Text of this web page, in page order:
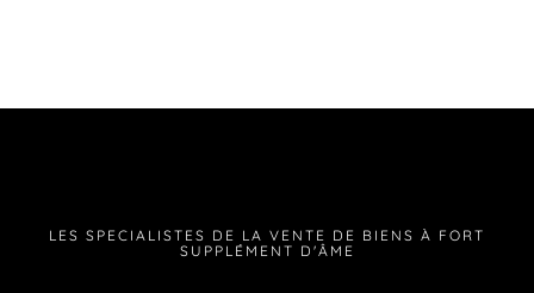
LES SPECIALISTES DE LA VENTE DE BIENS À FORT
SUPPLÉMENT D'ÂME